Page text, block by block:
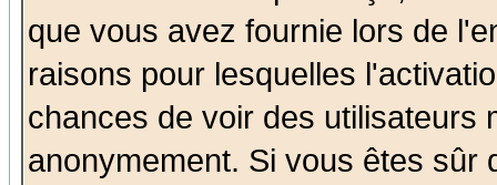
que vous avez fournie lors de
raisons pour lesquelles
chances de voir des utilisateurs
anonymement. Si vous êtes sûr